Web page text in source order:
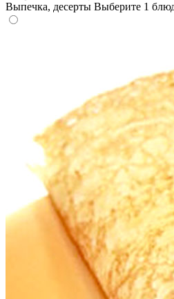
Выпечка, десерты Выберите 1